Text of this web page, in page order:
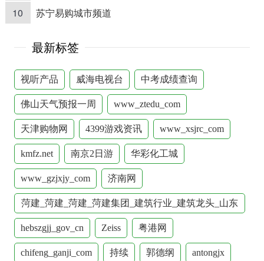
10
苏宁易购城市频道
最新标签
视听产品 威海电视台 中考成绩查询
佛山天气预报一周 www_ztedu_com
天津购物网 4399游戏资讯 www_xsjrc_com
kmfz.net 南京2日游 华彩化工城
www_gzjxjy_com 济南网
菏建_菏建_菏建_菏建集团_建筑行业_建筑龙头_山东
菏建_总承包壹级_大型国有企业_施工企业_鲁班奖
_60年大庆
hebszgjj_gov_cn Zeiss 粤港网
chifeng_ganji_com 持续 郭德纲 antongjx